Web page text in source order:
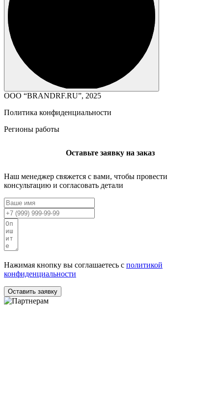
ООО “BRANDRF.RU”, 2025
Политика конфиденциальности
Регионы работы
Оставьте заявку на заказ
Наш менеджер свяжется с вами, чтобы провести
консультацию и согласовать детали
Нажимая кнопку вы соглашаетесь с политикой
конфиденциальности
Оставить заявку